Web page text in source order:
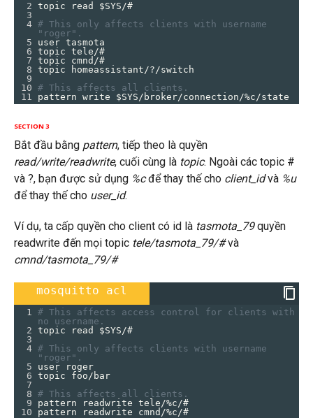
2 topic read $SYS/#
3
4 # This only affects clients with username
"roger".
5
user tasmota
6 topic tele/#
7 topic cmnd/#
8 topic homeassistant/?/switch
9
10 # This affects all clients.
11
pattern write $SYS/broker/connection/%c/state
SECTION 3
Bắt đầu bằng pattern, tiếp theo là quyền
read/write/readwrite, cuối cùng là topic. Ngoài các topic #
và ?, bạn được sử dụng %cđể thay thế cho client_idvà %u
để thay thế cho user_id.
Ví dụ, ta cấp quyền cho client có id là tasmota_79quyền
readwrite đến mọi topic tele/tasmota_79/#và
cmnd/tasmota_79/#
mosquitto acl
1
# This affects access control for clients with
no username.
2 topic read $SYS/#
3
4 # This only affects clients with username
"roger".
5
user roger
6 topic foo/bar
7
8 # This affects all clients.
9
pattern readwrite tele/%c/#
10
pattern readwrite cmnd/%c/#